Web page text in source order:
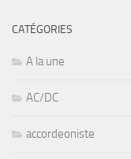
CATÉGORIES
A la une
AC/DC
accordeoniste